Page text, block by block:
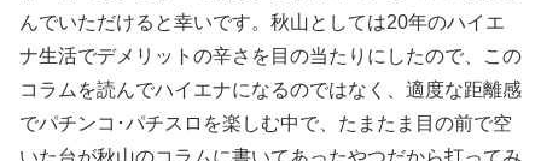
んでいただけると幸いです。秋山としては20年のハイエ
ナ生活でデメリットの辛さを目の当たりにしたので、この
コラムを読んでハイエナになるのではなく、適度な距離感
でパチンコ･パチスロを楽しむ中で、たまたま目の前で空
いた台が秋山のコラムに書いてあったやつだから打ってみ